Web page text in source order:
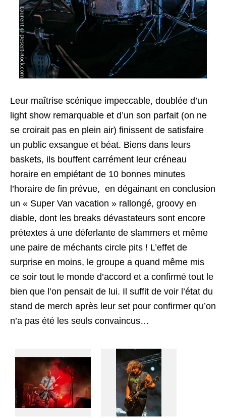
Leur maîtrise scénique impeccable, doublée d’un
light show remarquable et d’un son parfait (on ne
se croirait pas en plein air) finissent de satisfaire
un public exsangue et béat. Biens dans leurs
baskets, ils bouffent carrément leur créneau
horaire en empiétant de 10 bonnes minutes
l’horaire de fin prévue, en dégainant en conclusion
un « Super Van vacation » rallongé, groovy en
diable, dont les breaks dévastateurs sont encore
prétextes à une déferlante de slammers et même
une paire de méchants circle pits ! L’effet de
surprise en moins, le groupe a quand même mis
ce soir tout le monde d’accord et a confirmé tout le
bien que l’on pensait de lui. Il suffit de voir l’état du
stand de merch après leur set pour confirmer qu’on
n’a pas été les seuls convaincus…